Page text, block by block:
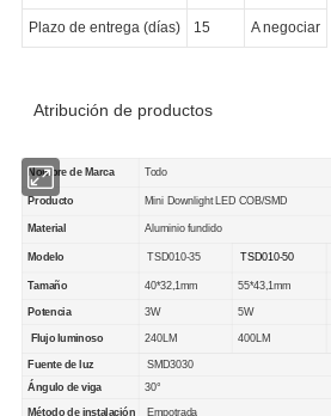
Plazo de entrega (días) 15 A negociar
Atribución de productos
Nombre de Marca Todo
Producto Mini Downlight LED COB/SMD
Material Aluminio fundido
Modelo TSD010-35 TSD010-50
Tamaño 40*32,1mm 55*43,1mm
Potencia 3W 5W
Flujo luminoso 240LM 400LM
Fuente de luz SMD3030
Ángulo de viga 30°
Método de instalación Empotrada